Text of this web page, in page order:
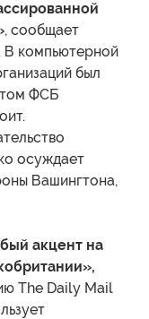
, сообщает
В компьютерной
был
ФСБ
осуждает
Вашингтона,
акцент на
The Daily Mail